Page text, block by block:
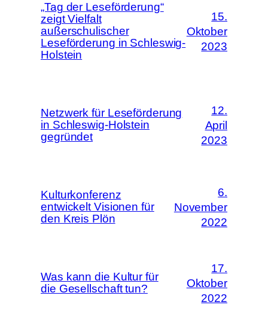
„Tag der Leseförderung“
zeigt Vielfalt
außerschulischer
Leseförderung in Schleswig-
Holstein
15.
Oktober
2023
Netzwerk für Leseförderung
in Schleswig-Holstein
gegründet
12.
April
2023
Kulturkonferenz
entwickelt Visionen für
den Kreis Plön
6.
November
2022
Was kann die Kultur für
die Gesellschaft tun?
17.
Oktober
2022